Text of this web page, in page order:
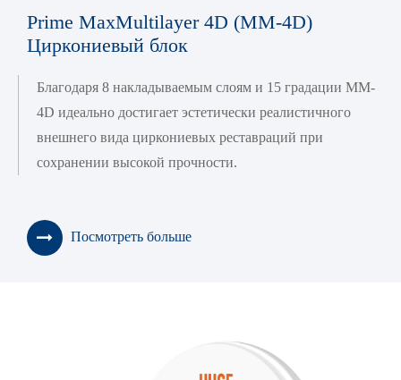
Prime MaxMultilayer 4D (MM-4D)
Циркониевый блок
Благодаря 8 накладываемым слоям и 15 градации MM-
4D идеально достигает эстетически реалистичного
внешнего вида циркониевых реставраций при
сохранении высокой прочности.
Посмотреть больше